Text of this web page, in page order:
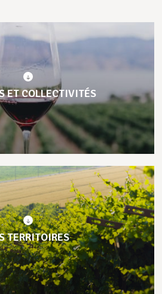
ET COLLECTIVITÉS
TERRITOIRES